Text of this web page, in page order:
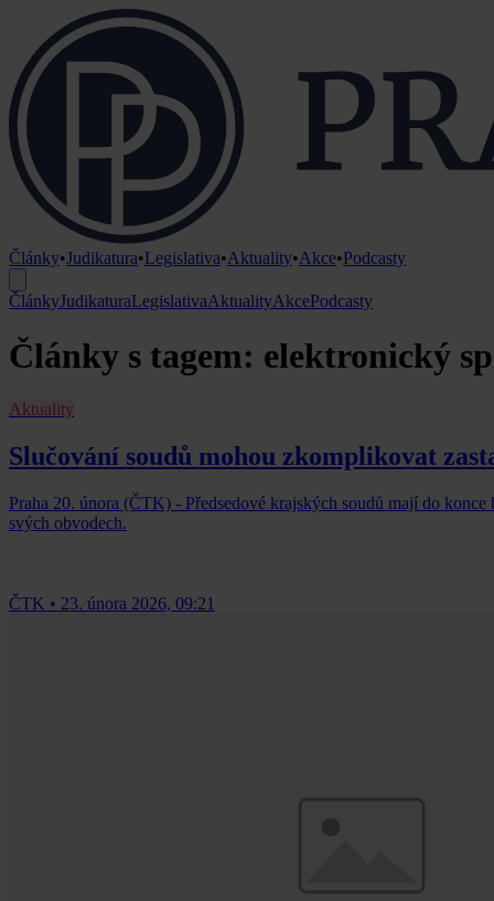
Články•Judikatura•Legislativa•Aktuality•Akce•Podcasty
ČlánkyJudikaturaLegislativaAktualityAkcePodcasty
Články s tagem: elektronický
Aktuality
Slučování soudů mohou zkomplikovat
Praha 20. února (ČTK) - Předsedové krajských soudů mají do
svých obvodech.
ČTK • 23. února 2026, 09:21